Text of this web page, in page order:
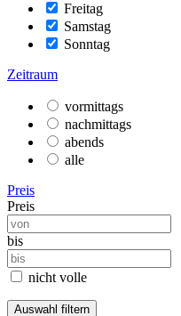
Freitag
Samstag
Sonntag
Zeitraum
vormittags
nachmittags
abends
alle
Preis
Preis
bis
nicht volle